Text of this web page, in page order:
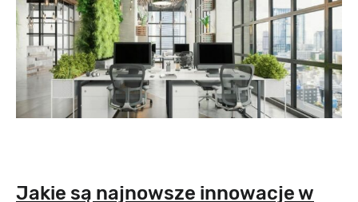
Jakie są najnowsze innowacje w